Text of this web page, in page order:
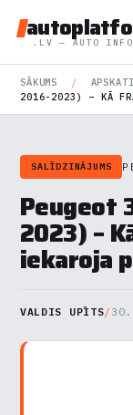
.LV — AUTO INFO
SĀKUMS / APSKATI
2016-2023) – KĀ
SALĪDZINĀJUMS
Peugeot
2023) –
iekaroja
VALDIS UPĪTS/